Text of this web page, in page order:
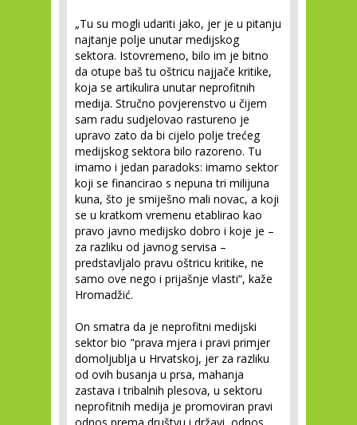
„Tu su mogli udariti jako, jer je u pitanju
najtanje polje unutar medijskog
sektora. Istovremeno, bilo im je bitno
da otupe baš tu oštricu najjače kritike,
koja se artikulira unutar neprofitnih
medija. Stručno povjerenstvo u čijem
sam radu sudjelovao rastureno je
upravo zato da bi cijelo polje trećeg
medijskog sektora bilo razoreno. Tu
imamo i jedan paradoks: imamo sektor
koji se financirao s nepuna tri milijuna
kuna, što je smiješno mali novac, a koji
se u kratkom vremenu etablirao kao
pravo javno medijsko dobro i koje je –
za razliku od javnog servisa –
predstavljalo pravu oštricu kritike, ne
samo ove nego i prijašnje vlasti“, kaže
Hromadžić.
On smatra da je neprofitni medijski
sektor bio "prava mjera i pravi primjer
domoljublja u Hrvatskoj, jer za razliku
od ovih busanja u prsa, mahanja
zastava i tribalnih plesova, u sektoru
neprofitnih medija je promoviran pravi